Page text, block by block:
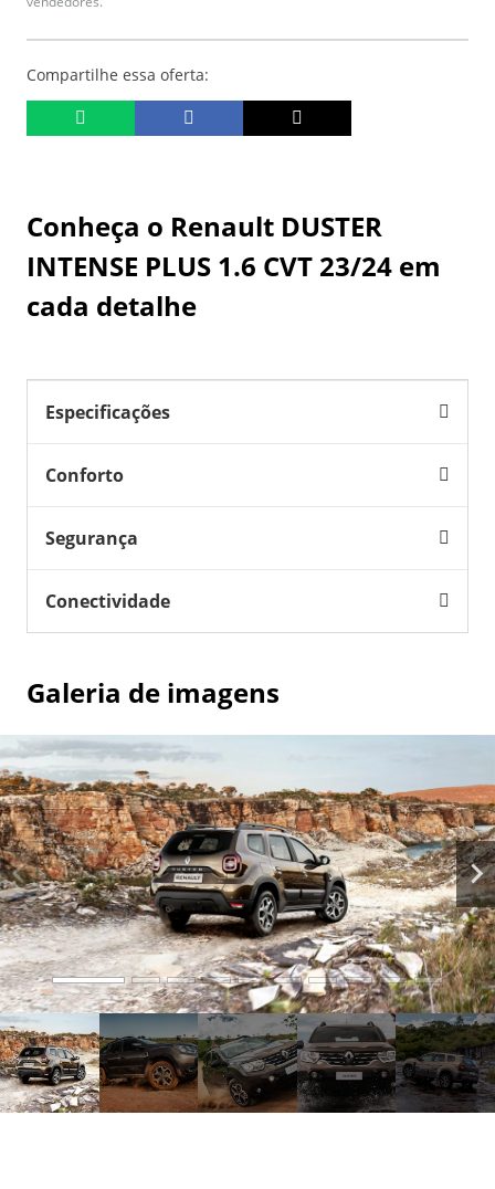
Compartilhe essa oferta:
Conheça o Renault DUSTER
INTENSE PLUS 1.6 CVT 23/24 em
cada detalhe
Especificações
Conforto
Segurança
Conectividade
Galeria de imagens